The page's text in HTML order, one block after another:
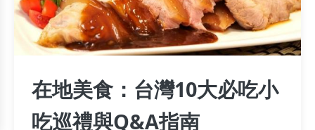
在地美食：台灣10大必吃小
吃巡禮與Q&A指南